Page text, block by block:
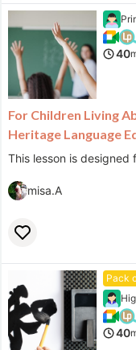
For Children Living
Heritage Language
40
misa.A
Pack
40